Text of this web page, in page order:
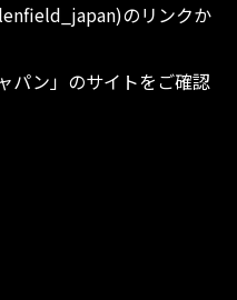
のリンクか
パン」のサイトをご確認